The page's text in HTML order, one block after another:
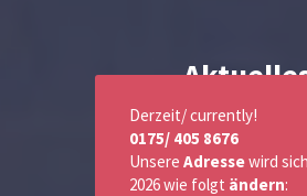
Derzeit/ currently!
0175/ 405 8676
Unsere Adressewird
2026 wie folgt ändern: